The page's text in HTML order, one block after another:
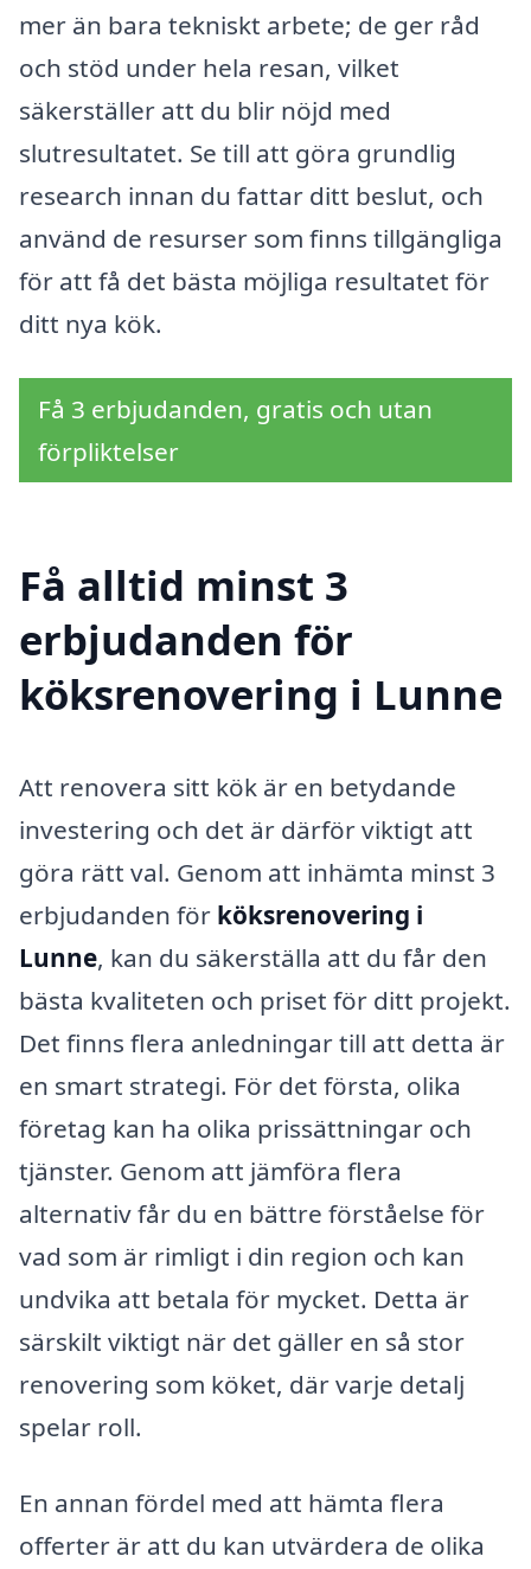
mer än bara tekniskt arbete; de ger råd
och stöd under hela resan, vilket
säkerställer att du blir nöjd med
slutresultatet. Se till att göra grundlig
research innan du fattar ditt beslut, och
använd de resurser som finns tillgängliga
för att få det bästa möjliga resultatet för
ditt nya kök.
Få 3 erbjudanden, gratis och utan
förpliktelser
Få alltid minst 3
erbjudanden för
köksrenovering i Lunne
Att renovera sitt kök är en betydande
investering och det är därför viktigt att
göra rätt val. Genom att inhämta minst 3
erbjudanden för köksrenovering i
Lunne, kan du säkerställa att du får den
bästa kvaliteten och priset för ditt projekt.
Det finns flera anledningar till att detta är
en smart strategi. För det första, olika
företag kan ha olika prissättningar och
tjänster. Genom att jämföra flera
alternativ får du en bättre förståelse för
vad som är rimligt i din region och kan
undvika att betala för mycket. Detta är
särskilt viktigt när det gäller en så stor
renovering som köket, där varje detalj
spelar roll.
En annan fördel med att hämta flera
offerter är att du kan utvärdera de olika